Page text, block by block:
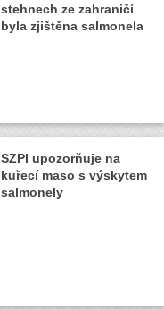
stehnech ze zahraničí
byla zjištěna salmonela
SZPI upozorňuje na
kuřecí maso s výskytem
salmonely